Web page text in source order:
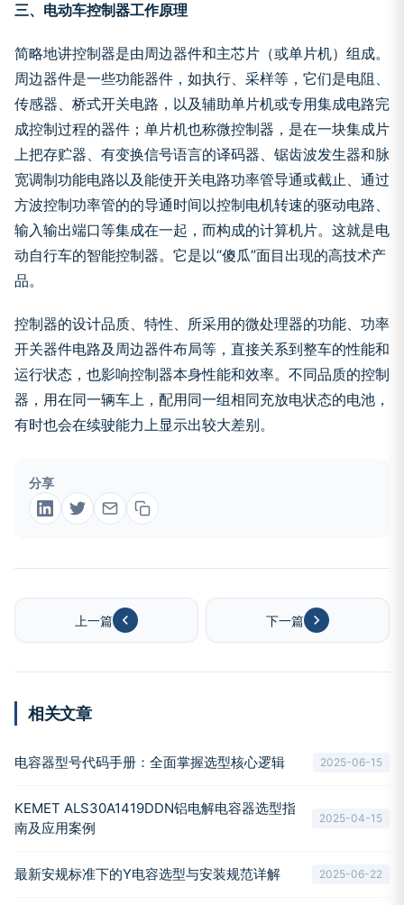
三、电动车控制器工作原理
简略地讲控制器是由周边器件和主芯片（或单片机）组成。
周边器件是一些功能器件，如执行、采样等，它们是电阻、
传感器、桥式开关电路，以及辅助单片机或专用集成电路完
成控制过程的器件；单片机也称微控制器，是在一块集成片
上把存贮器、有变换信号语言的译码器、锯齿波发生器和脉
宽调制功能电路以及能使开关电路功率管导通或截止、通过
方波控制功率管的的导通时间以控制电机转速的驱动电路、
输入输出端口等集成在一起，而构成的计算机片。这就是电
动自行车的智能控制器。它是以“傻瓜”面目出现的高技术产
品。
控制器的设计品质、特性、所采用的微处理器的功能、功率
开关器件电路及周边器件布局等，直接关系到整车的性能和
运行状态，也影响控制器本身性能和效率。不同品质的控制
器，用在同一辆车上，配用同一组相同充放电状态的电池，
有时也会在续驶能力上显示出较大差别。
分享
上一篇 下一篇
相关文章
电容器型号代码手册：全面掌握选型核心逻辑 2025-06-15
KEMET ALS30A1419DDN铝电解电容器选型指
南及应用案例
2025-04-15
最新安规标准下的Y电容选型与安装规范详解 2025-06-22